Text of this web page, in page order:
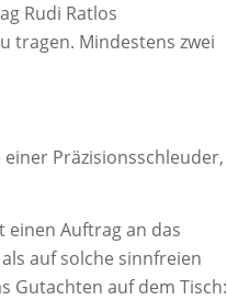
Rudi Ratlos
tragen. Mindestens zwei
Präzisionsschleuder,
einen Auftrag an das
auf solche sinnfreien
Gutachten auf dem Tisch: